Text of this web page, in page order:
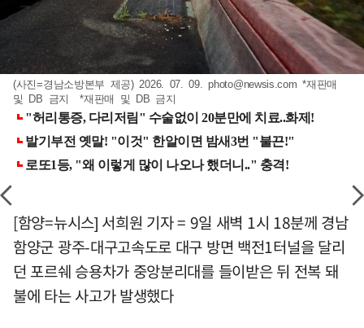
(사진=경남소방본부 제공) 2026. 07. 09.photo@newsis.com *재판매
및 DB 금지 *재판매 및 DB 금지
[함양=뉴시스] 서희원 기자 = 9일 새벽 1시 18분께 경남
함양군 광주-대구고속도로 대구 방면 백전1터널을 달리
던 포르쉐 승용차가 중앙분리대를 들이받은 뒤 전복 돼
불에 타는 사고가 발생했다